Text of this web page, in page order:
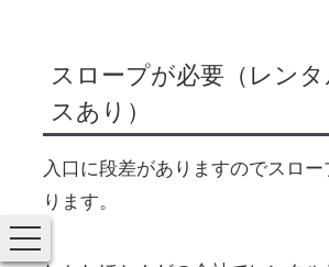
スロープが必要（レン
スあり）
入口に段差がありますのでスロ
ります。
toggle
navigation